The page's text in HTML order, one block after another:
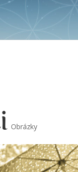
Obrázky